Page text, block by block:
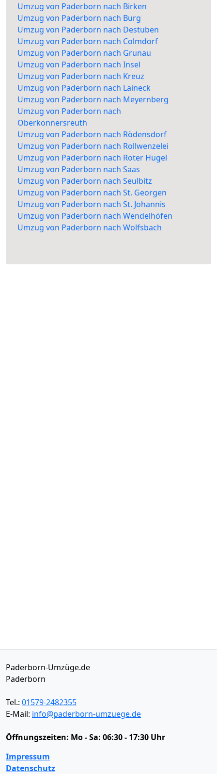
Umzug von Paderborn nach Birken
Umzug von Paderborn nach Burg
Umzug von Paderborn nach Destuben
Umzug von Paderborn nach Colmdorf
Umzug von Paderborn nach Grunau
Umzug von Paderborn nach Insel
Umzug von Paderborn nach Kreuz
Umzug von Paderborn nach Laineck
Umzug von Paderborn nach Meyernberg
Umzug von Paderborn nach
Oberkonnersreuth
Umzug von Paderborn nach Rödensdorf
Umzug von Paderborn nach Rollwenzelei
Umzug von Paderborn nach Roter Hügel
Umzug von Paderborn nach Saas
Umzug von Paderborn nach Seulbitz
Umzug von Paderborn nach St. Georgen
Umzug von Paderborn nach St. Johannis
Umzug von Paderborn nach Wendelhöfen
Umzug von Paderborn nach Wolfsbach
Paderborn-Umzüge.de
Paderborn
Tel.: 01579-2482355
E-Mail: info@paderborn-umzuege.de
Öffnungszeiten: Mo - Sa: 06:30 - 17:30 Uhr
Impressum
Datenschutz